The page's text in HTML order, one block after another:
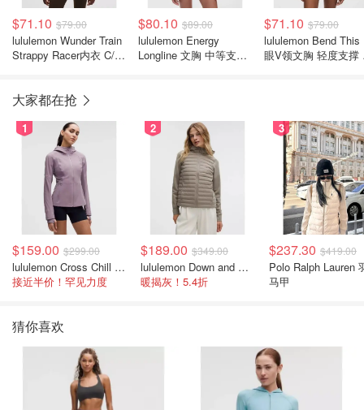
$71.10 $79.00
lululemon Wunder Train
Strappy Racer内衣 C/D
$80.10 $89.00
lululemon Energy
Longline 文胸 中等支撑
$71.10 $79.00
lululemon Bend This
眼V领文胸 轻度支撑
大家都在抢
1
$159.00 $299.00
lululemon Cross Chill 女士运动外套
接近半价！罕见力度
2
$189.00 $349.00
lululemon Down and Around 羽绒夹克
暖揭灰！5.4折
3
$237.30 $419.00
Polo Ralph Lauren
马甲
猜你喜欢